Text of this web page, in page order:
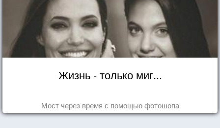
Жизнь - только миг...
Мост через время с помощью фотошопа